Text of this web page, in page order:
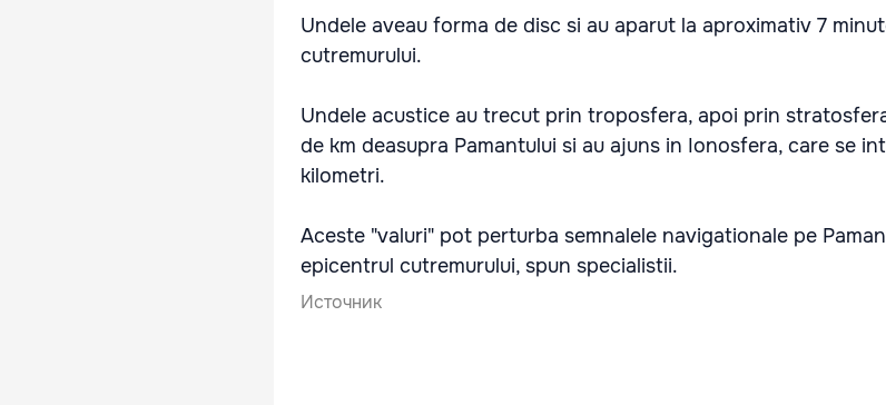
Undele aveau forma de disc si au aparut la aproximativ 7
cutremurului.
Undele acustice au trecut prin troposfera, apoi prin
de km deasupra Pamantului si au ajuns in Ionosfera, care se
kilometri.
Aceste "valuri" pot perturba semnalele navigationale pe
epicentrul cutremurului, spun specialistii.
Источник